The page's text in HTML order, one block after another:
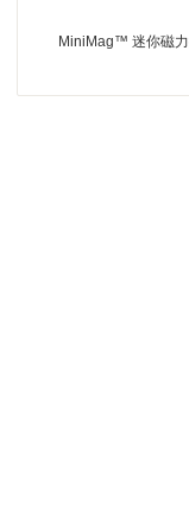
MiniMag™ 迷你磁